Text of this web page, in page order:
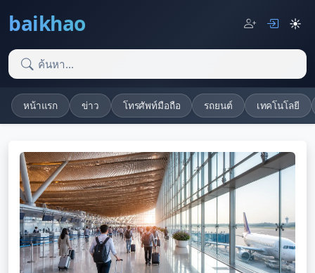
baikhao ☀️
หน้าแรก ข่าว โทรศัพท์มือถือ รถยนต์ เทคโนโลยี